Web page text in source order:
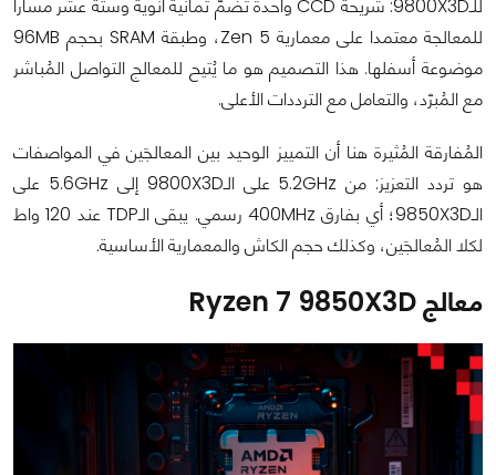
للـ9800X3D: شريحة CCD واحدة تضمّ ثمانية أنوية وستة عشر مسارا
للمعالجة معتمدا على معمارية Zen 5، وطبقة SRAM بحجم 96MB
موضوعة أسفلها. هذا التصميم هو ما يُتيح للمعالج التواصل المُباشر
مع المُبرّد، والتعامل مع الترددات الأعلى.
المُفارقة المُثيرة هنا أن التمييز الوحيد بين المعالجَين في المواصفات
هو تردد التعزيز: من 5.2GHz على الـ9800X3D إلى 5.6GHz على
الـ9850X3D؛ أي بفارق 400MHz رسمي. يبقى الـTDP عند 120 واط
لكلا المُعالجَين، وكذلك حجم الكاش والمعمارية الأساسية.
معالج Ryzen 7 9850X3D